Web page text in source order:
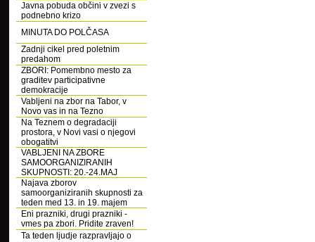
Javna pobuda občini v zvezi s
podnebno krizo
MINUTA DO POLČASA
Zadnji cikel pred poletnim
predahom
ZBORI: Pomembno mesto za
graditev participativne
demokracije
Vabljeni na zbor na Tabor, v
Novo vas in na Tezno
Na Teznem o degradaciji
prostora, v Novi vasi o njegovi
obogatitvi
VABLJENI NA ZBORE
SAMOORGANIZIRANIH
SKUPNOSTI: 20.-24.MAJ
Najava zborov
samoorganiziranih skupnosti za
teden med 13. in 19. majem
Eni prazniki, drugi prazniki -
vmes pa zbori. Pridite zraven!
Ta teden ljudje razpravljajo o